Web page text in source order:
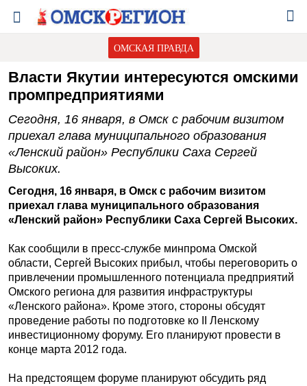
ОМСКАЯ ПРАВДА
Власти Якутии интересуются омскими
промпредприятиями
Сегодня, 16 января, в Омск с рабочим визитом
приехал глава муниципального образования
«Ленский район» Республики Саха Сергей
Высоких.
Сегодня, 16 января, в Омск с рабочим визитом
приехал глава муниципального образования
«Ленский район» Республики Саха Сергей Высоких.
Как сообщили в пресс-службе минпрома Омской
области, Сергей Высоких прибыл, чтобы переговорить о
привлечении промышленного потенциала предприятий
Омского региона для развития инфраструктуры
«Ленского района». Кроме этого, стороны обсудят
проведение работы по подготовке ко II Ленскому
инвестиционному форуму. Его планируют провести в
конце марта 2012 года.
На предстоящем форуме планируют обсудить ряд